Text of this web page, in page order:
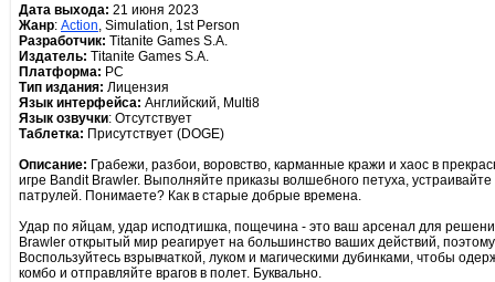
Дата выхода: 21 июня 2023
Жанр: Action, Simulation, 1st Person
Разработчик: Titanite Games S.A.
Издатель: Titanite Games S.A.
Платформа: PC
Тип издания: Лицензия
Язык интерфейса: Английский, Multi8
Язык озвучки: Отсутствует
Таблетка: Присутствует (DOGE)
Описание: Грабежи, разбои, воровство, карманные кражи и хаос в
игре Bandit Brawler. Выполняйте приказы волшебного петуха, устраивайте
патрулей. Понимаете? Как в старые добрые времена.
Удар по яйцам, удар исподтишка, пощечина - это ваш арсенал для
Brawler открытый мир реагирует на большинство ваших действий,
Воспользуйтесь взрывчаткой, луком и магическими дубинками, чтобы
комбо и отправляйте врагов в полет. Буквально.